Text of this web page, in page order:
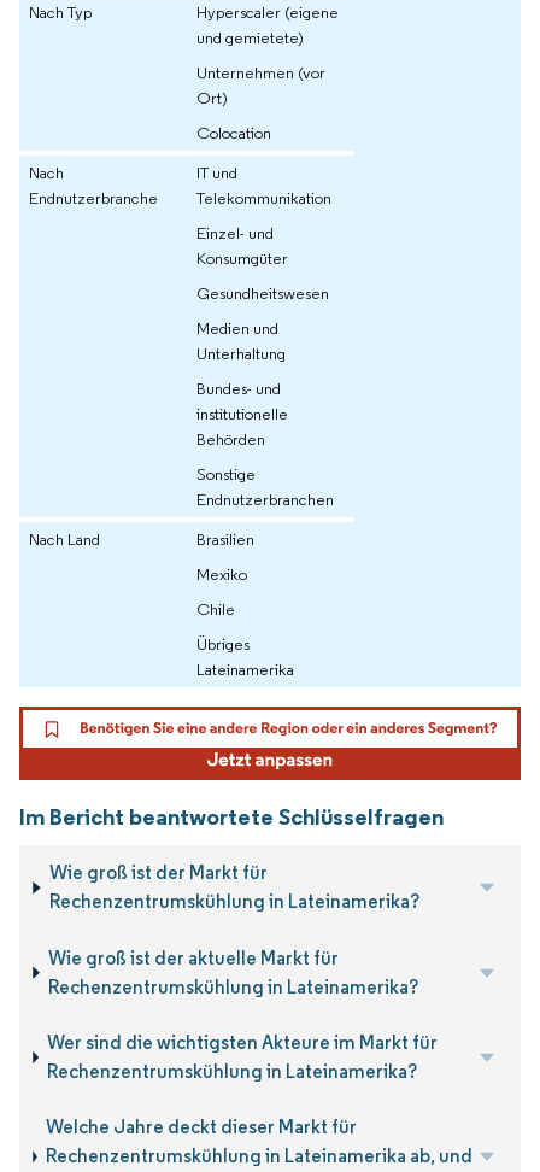
Nach Typ
Hyperscaler (eigene
und gemietete)
Unternehmen (vor
Ort)
Colocation
Nach
Endnutzerbranche
IT und
Telekommunikation
Einzel- und
Konsumgüter
Gesundheitswesen
Medien und
Unterhaltung
Bundes- und
institutionelle
Behörden
Sonstige
Endnutzerbranchen
Nach Land
Brasilien
Mexiko
Chile
Übriges
Lateinamerika
Im Bericht beantwortete Schlüsselfragen
Wie groß ist der Markt für
Rechenzentrumskühlung in Lateinamerika?
Wie groß ist der aktuelle Markt für
Rechenzentrumskühlung in Lateinamerika?
Wer sind die wichtigsten Akteure im Markt für
Rechenzentrumskühlung in Lateinamerika?
Welche Jahre deckt dieser Markt für
Rechenzentrumskühlung in Lateinamerika ab, und